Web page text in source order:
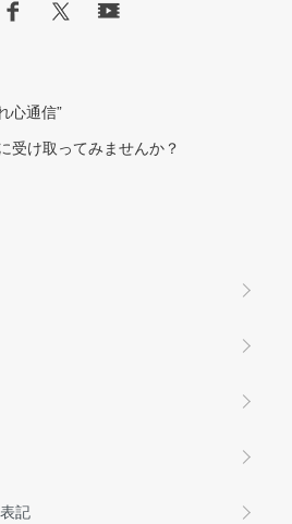
心通信”
受け取ってみませんか？
記